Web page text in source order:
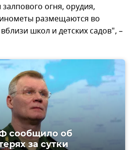
огня, орудия,
размещаются во
школ и детских садов", –
сообщило об
за сутки